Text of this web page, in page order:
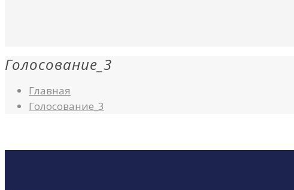
Голосование_3
Главная
Голосование_3